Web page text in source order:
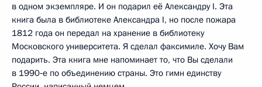
в одном экземпляре. И он подарил её Александру I. Эта
книга была в библиотеке Александра I, но после пожара
1812 года он передал на хранение в библиотеку
Московского университета. Я сделал факсимиле. Хочу Вам
подарить. Эта книга мне напоминает то, что Вы сделали
в 1990‑е по объединению страны. Это гимн единству